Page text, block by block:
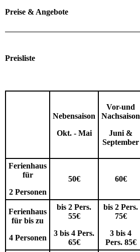
Preise & Angebote
Preisliste
Nebensaison
Okt. - Mai
Vor-und
Nachsaison
Juni &
September
Ferienhaus
für
2 Personen
50€ 60€
Ferienhaus
für bis zu
4 Personen
bis 2 Pers.
55€
3 bis 4 Pers.
65€
bis 2 Pers.
75€
3 bis 4
Pers. 85€